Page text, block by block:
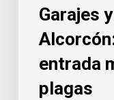
plagas
Garajes
entrada
plagas